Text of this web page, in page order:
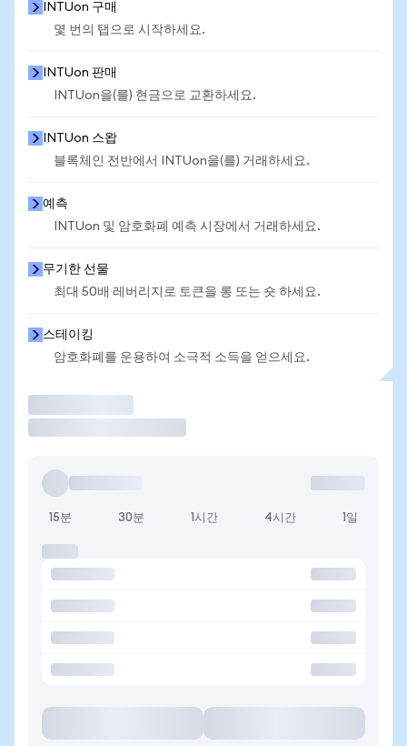
INTUon 구매
몇 번의 탭으로 시작하세요.
INTUon 판매
INTUon을(를) 현금으로 교환하세요.
INTUon 스왑
블록체인 전반에서 INTUon을(를) 거래하세요.
예측
INTUon 및 암호화폐 예측 시장에서 거래하세요.
무기한 선물
최대 50배 레버리지로 토큰을 롱 또는 숏 하세요.
스테이킹
암호화폐를 운용하여 소극적 소득을 얻으세요.
15분 30분 1시간 4시간 1일